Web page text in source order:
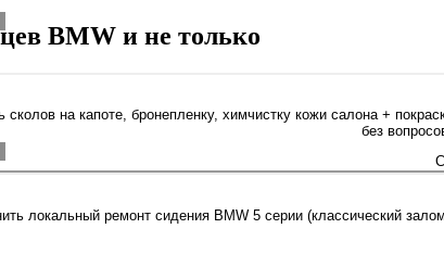
BMW и не только
сколов на капоте, бронепленку, химчистку кожи салона +
без
локальный ремонт сидения BMW 5 серии (классический